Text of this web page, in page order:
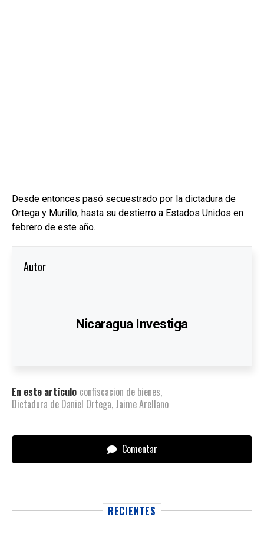
Desde entonces pasó secuestrado por la dictadura de
Ortega y Murillo, hasta su destierro a Estados Unidos en
febrero de este año.
Autor
Nicaragua Investiga
En este artículo confiscacion de bienes,
Dictadura de Daniel Ortega, Jaime Arellano
Comentar
RECIENTES